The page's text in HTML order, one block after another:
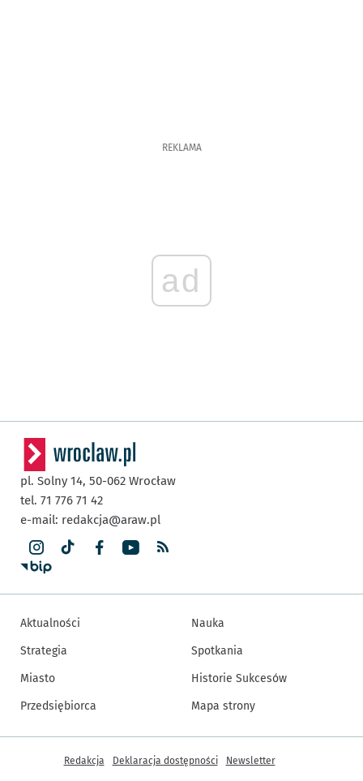
REKLAMA
ad
pl. Solny 14, 50-062 Wrocław
tel. 71 776 71 42
e-mail: redakcja@araw.pl
Aktualności
Strategia
Miasto
Przedsiębiorca
Nauka
Spotkania
Historie Sukcesów
Mapa strony
Inne informacje
Redakcja Deklaracja dostępności Newsletter